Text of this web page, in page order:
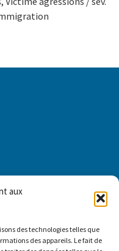
aux
des technologies telles que
des appareils. Le fait de